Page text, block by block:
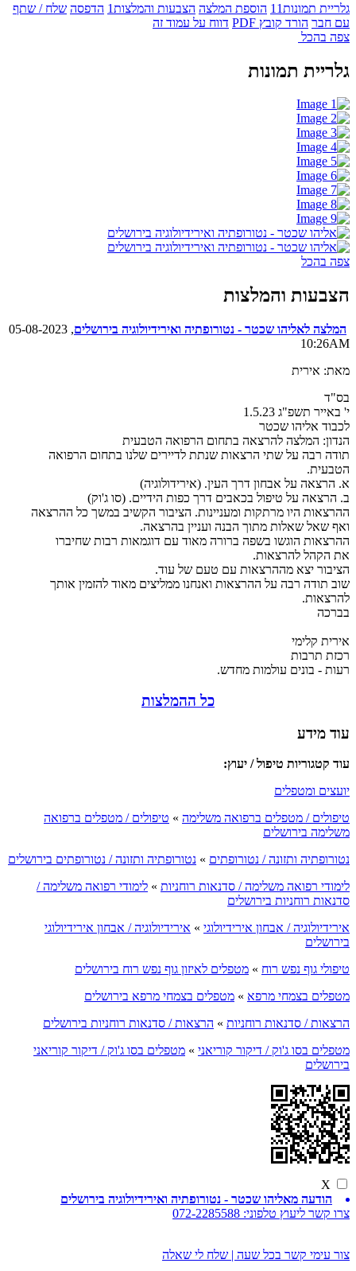
גלריית תמונות11 הוספת המלצה הצבעות והמלצות1 הדפסה שלח / שתף
עם חבר הורד קובץ PDF
דווח על עמוד זה
צפה בהכל
גלריית תמונות
צפה בהכל
הצבעות והמלצות
המלצה לאליהו שכטר - נטורופתיה ואירידיולוגיה בירושלים , 05-08-2023
10:26AM
מאת: אירית
בס"ד
י' באייר תשפ"ג 1.5.23
לכבוד אליהו שכטר
הנדון: המלצה להרצאה בתחום הרפואה הטבעית
תודה רבה על שתי הרצאות שנתת לדיירים שלנו בתחום הרפואה
הטבעית.
א. הרצאה על אבחון דרך העין. (אירידולוגיה)
ב. הרצאה על טיפול בכאבים דרך כפות הידיים. (סו ג'וק)
ההרצאות היו מרתקות ומעניינות. הציבור הקשיב במשך כל ההרצאה
ואף שאל שאלות מתוך הבנה ועניין בהרצאה.
ההרצאות הוגשו בשפה ברורה מאוד עם דוגמאות רבות שחיברו
את הקהל להרצאות.
הציבור יצא מההרצאות עם טעם של עוד.
שוב תודה רבה על ההרצאות ואנחנו ממליצים מאוד להזמין אותך
להרצאות.
בברכה
אירית קלימי
רכזת תרבות
רעות - בונים עולמות מחדש.
כל ההמלצות
עוד מידע
עוד קטגוריות טיפול / יעוץ:
יועצים ומטפלים
טיפולים / מטפלים ברפואה משלימה » טיפולים / מטפלים ברפואה
משלימה בירושלים
נטורופתיה ותזונה / נטורופתים » נטורופתיה ותזונה / נטורופתים בירושלים
לימודי רפואה משלימה / סדנאות רוחניות » לימודי רפואה משלימה /
סדנאות רוחניות בירושלים
אירידיולוגיה / אבחון אירידיולוגי » אירידיולוגיה / אבחון אירידיולוגי
בירושלים
טיפולי גוף נפש רוח » מטפלים לאיזון גוף נפש רוח בירושלים
מטפלים בצמחי מרפא » מטפלים בצמחי מרפא בירושלים
הרצאות / סדנאות רוחניות » הרצאות / סדנאות רוחניות בירושלים
מטפלים בסו ג'וק / דיקור קוריאני » מטפלים בסו ג'וק / דיקור קוריאני
בירושלים
X
הודעה מאליהו שכטר - נטורופתיה ואירידיולוגיה בירושלים
צרו קשר ליעוץ טלפוני: 072-2285588
צור עימי קשר בכל שעה | שלח לי שאלה